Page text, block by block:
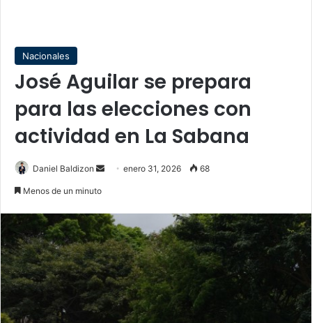
Nacionales
José Aguilar se prepara
para las elecciones con
actividad en La Sabana
Daniel Baldizon
Sendenero 31, 2026 68
Menos de un minuto